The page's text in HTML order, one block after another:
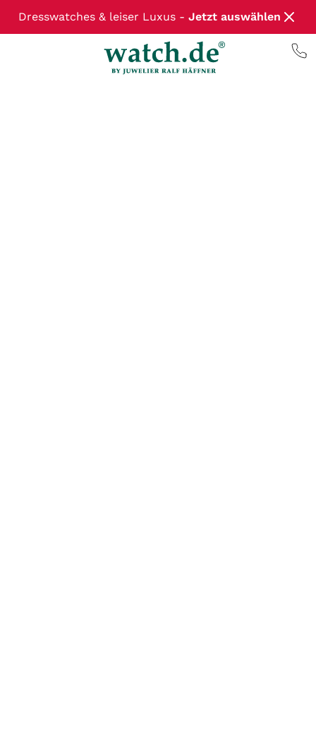
Dresswatches & leiser Luxus - Jetzt auswählen